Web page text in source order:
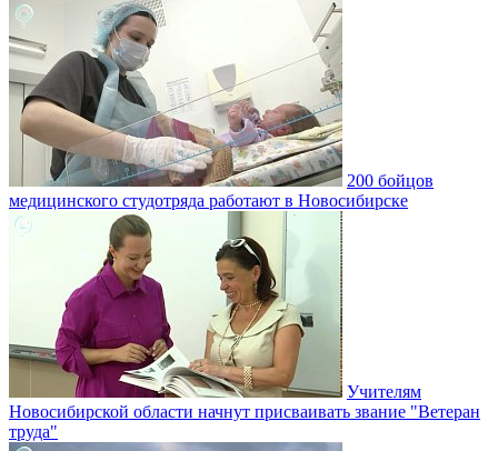
200 бойцов
медицинского студотряда работают в Новосибирске
Учителям
Новосибирской области начнут присваивать звание "Ветеран
труда"